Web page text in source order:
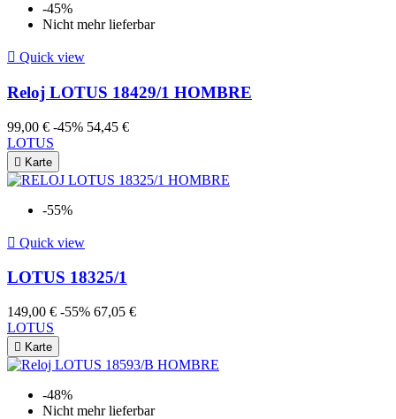
-45%
Nicht mehr lieferbar
 Quick view
Reloj LOTUS 18429/1 HOMBRE
99,00 € -45% 54,45 €
LOTUS
 Karte
-55%
 Quick view
LOTUS 18325/1
149,00 € -55% 67,05 €
LOTUS
 Karte
-48%
Nicht mehr lieferbar